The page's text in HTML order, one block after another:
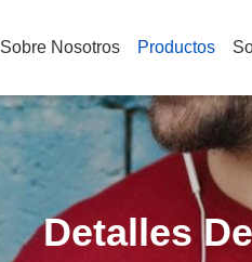
Sobre Nosotros Productos
Detalles